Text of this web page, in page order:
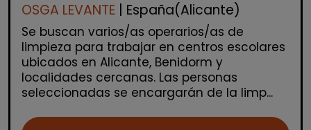
OSGA LEVANTE | España(Alicante)
Se buscan varios/as operarios/as de
limpieza para trabajar en centros escolares
ubicados en Alicante, Benidorm y
localidades cercanas. Las personas
seleccionadas se encargarán de la limp...